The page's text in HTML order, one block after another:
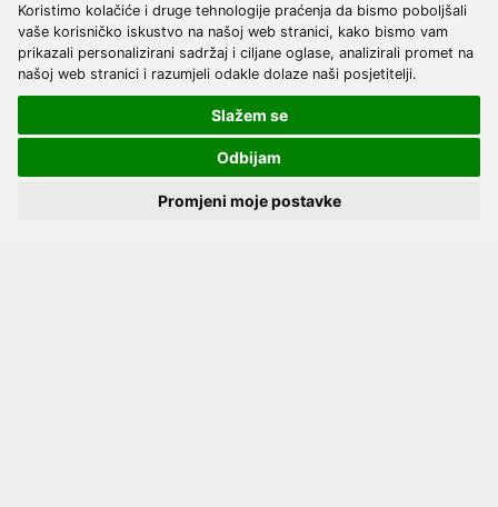
Koristimo kolačiće i druge tehnologije praćenja da bismo poboljšali
vaše korisničko iskustvo na našoj web stranici, kako bismo vam
prikazali personalizirani sadržaj i ciljane oglase, analizirali promet na
našoj web stranici i razumjeli odakle dolaze naši posjetitelji.
Slažem se
Odbijam
Promjeni moje postavke
Novi proizvodi